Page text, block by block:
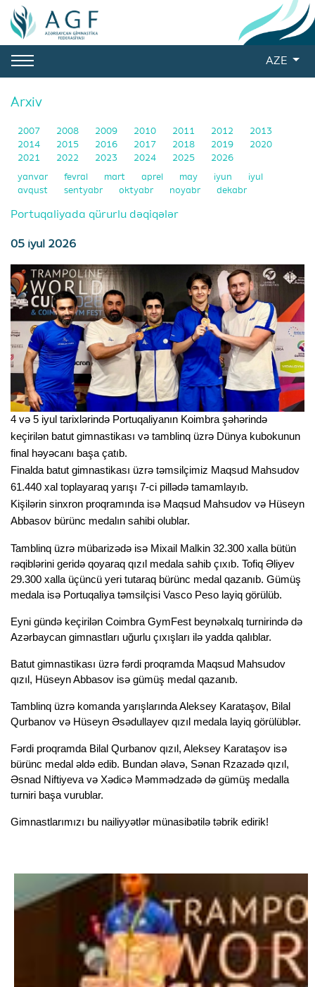
AZE
Arxiv
2007 2008 2009 2010 2011 2012
2013
2014
2015 2016 2017 2018 2019
2020
2021
2022 2023 2024 2025 2026
yanvar fevral mart aprel may iyun
iyul
avqust
sentyabr oktyabr noyabr dekabr
Portuqaliyada qürurlu dəqiqələr
05 iyul 2026
4 və 5 iyul tarixlərində Portuqaliyanın Koimbra şəhərində
keçirilən batut gimnastikası və tamblinq üzrə Dünya kubokunun
final həyəcanı başa çatıb.
Finalda batut gimnastikası üzrə təmsilçimiz Maqsud Mahsudov
61.440 xal toplayaraq yarışı 7-ci pillədə tamamlayıb.
Kişilərin sinxron proqramında isə Maqsud Mahsudov və Hüseyn
Abbasov bürünc medalın sahibi olublar.
Tamblinq üzrə mübarizədə isə Mixail Malkin 32.300 xalla bütün
rəqiblərini geridə qoyaraq qızıl medala sahib çıxıb. Tofiq Əliyev
29.300 xalla üçüncü yeri tutaraq bürünc medal qazanıb. Gümüş
medala isə Portuqaliya təmsilçisi Vasco Peso layiq görülüb.
Eyni gündə keçirilən Coimbra GymFest beynəlxalq turnirində də
Azərbaycan gimnastları uğurlu çıxışları ilə yadda qalıblar.
Batut gimnastikası üzrə fərdi proqramda Maqsud Mahsudov
qızıl, Hüseyn Abbasov isə gümüş medal qazanıb.
Tamblinq üzrə komanda yarışlarında Aleksey Karataşov, Bilal
Qurbanov və Hüseyn Əsədullayev qızıl medala layiq görülüblər.
Fərdi proqramda Bilal Qurbanov qızıl, Aleksey Karataşov isə
bürünc medal əldə edib. Bundan əlavə, Sənan Rzazadə qızıl,
Əsnad Niftiyeva və Xədicə Məmmədzadə də gümüş medalla
turniri başa vurublar.
Gimnastlarımızı bu nailiyyətlər münasibətilə təbrik edirik!